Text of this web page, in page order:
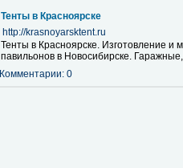
Тенты в Красноярске
http://krasnoyarsktent.ru
Тенты в Красноярске. Изготовление и
павильонов в Новосибирске.
Комментарии: 0